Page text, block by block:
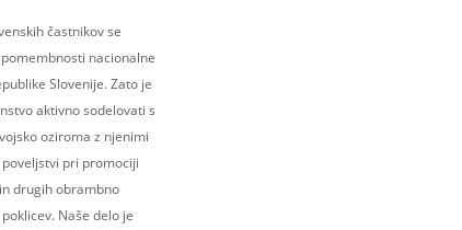
častnikov se
nacionalne
Slovenije. Zato je
aktivno sodelovati s
oziroma z njenimi
pri promociji
drugih obrambno
Naše delo je